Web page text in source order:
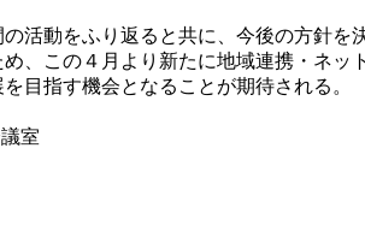
動をふり返ると共に、今後の方針を
この４月より新たに地域連携・ネ
目指す機会となることが期待される。
室